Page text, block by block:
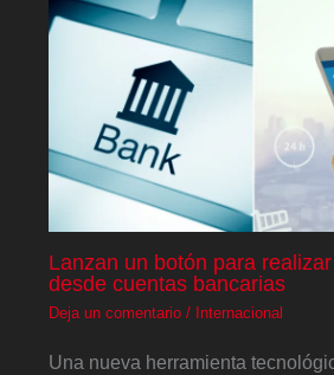
Lanzan un botón para
desde cuentas bancarias
Deja un comentario / Internacional
Una nueva herramienta